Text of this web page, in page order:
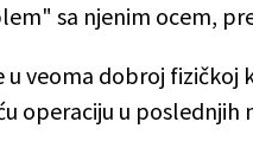
sa njenim ocem,
veoma dobroj fizičkoj
operaciju u poslednjih